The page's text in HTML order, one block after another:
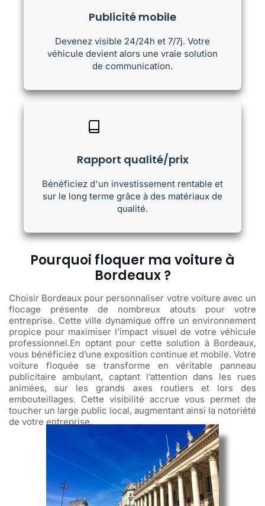
Publicité mobile
Devenez visible 24/24h et 7/7j. Votre
véhicule devient alors une vraie solution
de communication.
Rapport qualité/prix
Bénéficiez d'un investissement rentable et
sur le long terme grâce à des matériaux de
qualité.
Pourquoi floquer ma voiture à
Bordeaux ?
Choisir Bordeaux pour personnaliser votre voiture avec un
flocage présente de nombreux atouts pour votre
entreprise. Cette ville dynamique offre un environnement
propice pour maximiser l’impact visuel de votre véhicule
professionnel.En optant pour cette solution à Bordeaux,
vous bénéficiez d’une exposition continue et mobile. Votre
voiture floquée se transforme en véritable panneau
publicitaire ambulant, captant l’attention dans les rues
animées, sur les grands axes routiers et lors des
embouteillages. Cette visibilité accrue vous permet de
toucher un large public local, augmentant ainsi la notoriété
de votre entreprise.